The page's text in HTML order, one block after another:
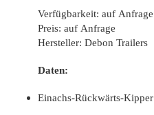
Verfügbarkeit: auf Anfrage
Preis: auf Anfrage
Hersteller: Debon Trailers
Daten:
Einachs-Rückwärts-Kipper